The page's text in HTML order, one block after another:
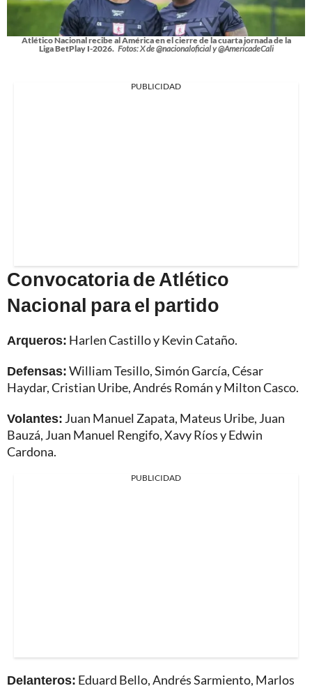
Atlético Nacional recibe al América en el cierre de la cuarta jornada de la
Liga BetPlay I-2026. Fotos: X de @nacionaloficial y @AmericadeCali
PUBLICIDAD
Convocatoria de Atlético
Nacional para el partido
Arqueros: Harlen Castillo y Kevin Cataño.
Defensas:William Tesillo, Simón García, César
Haydar, Cristian Uribe, Andrés Román y Milton Casco.
Volantes: Juan Manuel Zapata, Mateus Uribe, Juan
Bauzá, Juan Manuel Rengifo, Xavy Ríos y Edwin
Cardona.
PUBLICIDAD
Delanteros: Eduard Bello, Andrés Sarmiento, Marlos